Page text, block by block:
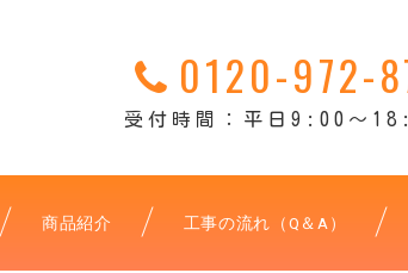
0120-972-
受付時間：平日9:00～
商品紹介 工事の流れ（Q＆A）